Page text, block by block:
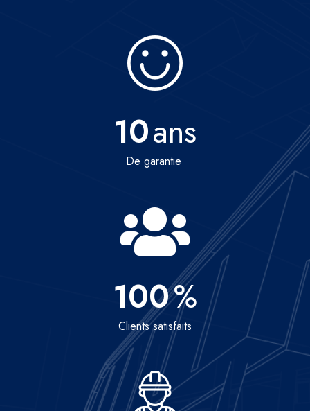
10ans
De garantie
100%
Clients satisfaits